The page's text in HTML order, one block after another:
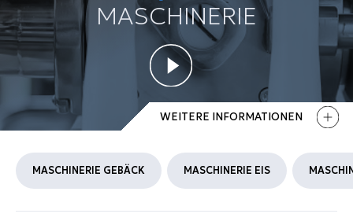
MASCHINERIE
WEITERE INFORMATIONEN
MASCHINERIE GEBÄCK MASCHINERIE EIS
PRODUKTE
DIE FIRMA
INTEGRIERTE LÖSUNGEN
ALLES RUND UM INCONEQ